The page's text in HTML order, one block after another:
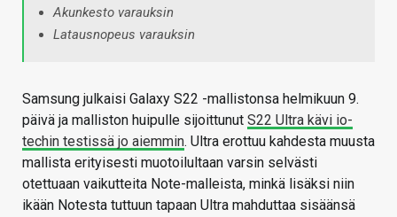
Akunkesto varauksin
Latausnopeus varauksin
Samsung julkaisi Galaxy S22 -mallistonsa helmikuun 9.
päivä ja malliston huipulle sijoittunut S22 Ultra kävi io-
techin testissä jo aiemmin. Ultra erottuu kahdesta muusta
mallista erityisesti muotoilultaan varsin selvästi
otettuaan vaikutteita Note-malleista, minkä lisäksi niin
ikään Notesta tuttuun tapaan Ultra mahduttaa sisäänsä